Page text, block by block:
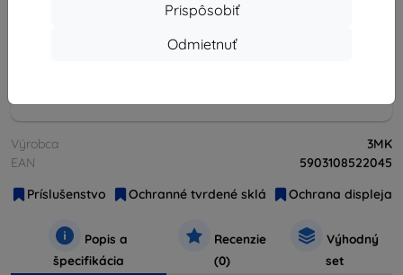
Prispôsobiť
Odmietnuť
Výrobca
3MK
EAN
5903108522045
Príslušenstvo
Ochranné tvrdené sklá Ochrana displeja
Popis a
špecifikácia
Recenzie
(0)
Výhodný
set